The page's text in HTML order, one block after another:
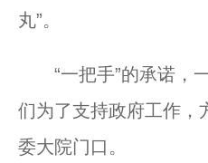
丸”。
“一把手”的承诺，一
们为了支持政府工作，
委大院门口。